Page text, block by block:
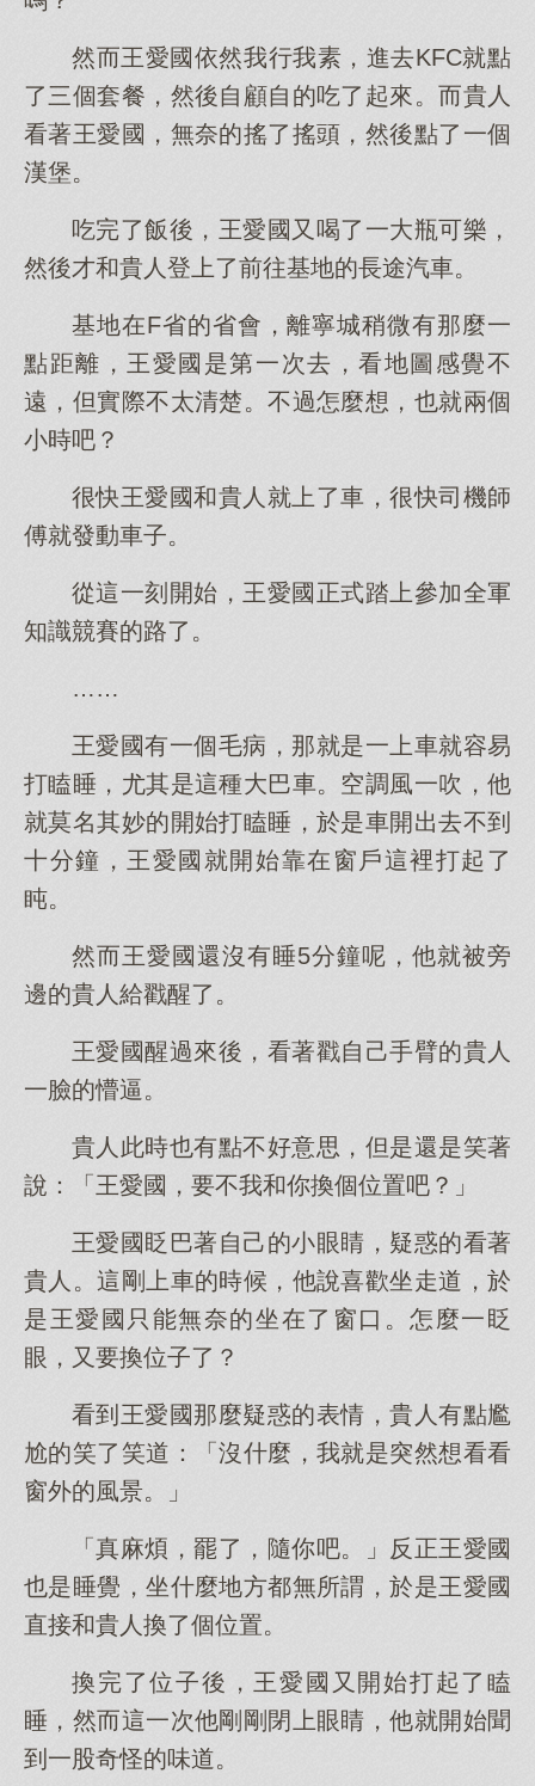
然而王愛國依然我行我素，進去KFC就點
了三個套餐，然後自顧自的吃了起來。而貴人
看著王愛國，無奈的搖了搖頭，然後點了一個
漢堡。
吃完了飯後，王愛國又喝了一大瓶可樂，
然後才和貴人登上了前往基地的長途汽車。
基地在F省的省會，離寧城稍微有那麼一
點距離，王愛國是第一次去，看地圖感覺不
遠，但實際不太清楚。不過怎麼想，也就兩個
小時吧？
很快王愛國和貴人就上了車，很快司機師
傅就發動車子。
從這一刻開始，王愛國正式踏上參加全軍
知識競賽的路了。
……
王愛國有一個毛病，那就是一上車就容易
打瞌睡，尤其是這種大巴車。空調風一吹，他
就莫名其妙的開始打瞌睡，於是車開出去不到
十分鐘，王愛國就開始靠在窗戶這裡打起了
盹。
然而王愛國還沒有睡5分鐘呢，他就被旁
邊的貴人給戳醒了。
王愛國醒過來後，看著戳自己手臂的貴人
一臉的懵逼。
貴人此時也有點不好意思，但是還是笑著
說：「王愛國，要不我和你換個位置吧？」
王愛國眨巴著自己的小眼睛，疑惑的看著
貴人。這剛上車的時候，他說喜歡坐走道，於
是王愛國只能無奈的坐在了窗口。怎麼一眨
眼，又要換位子了？
看到王愛國那麼疑惑的表情，貴人有點尷
尬的笑了笑道：「沒什麼，我就是突然想看看
窗外的風景。」
「真麻煩，罷了，隨你吧。」反正王愛國
也是睡覺，坐什麼地方都無所謂，於是王愛國
直接和貴人換了個位置。
換完了位子後，王愛國又開始打起了瞌
睡，然而這一次他剛剛閉上眼睛，他就開始聞
到一股奇怪的味道。